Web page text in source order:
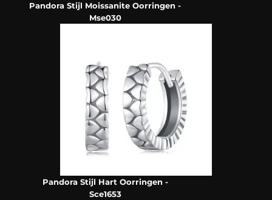
Pandora Stijl Moissanite Oorringen -
Mse030
Pandora Stijl Hart Oorringen -
Sce1653